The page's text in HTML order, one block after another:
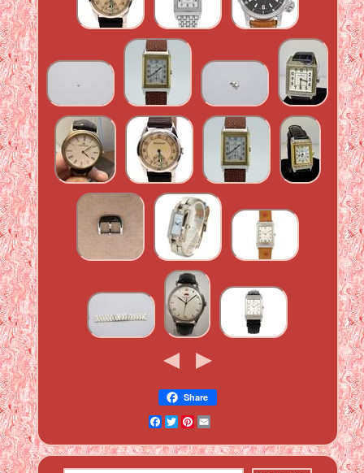
Share
Facebook
Twitter
Pinterest
Email